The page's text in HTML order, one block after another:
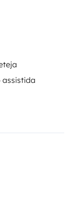
assistida